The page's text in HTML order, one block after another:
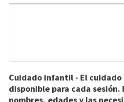
Cuidado infantil - El
disponible para cada sesión.